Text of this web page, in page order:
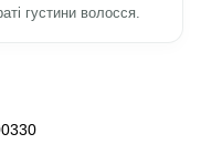
густини волосся.